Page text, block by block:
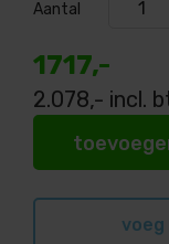
Aantal
1717,-
2.078,- incl.